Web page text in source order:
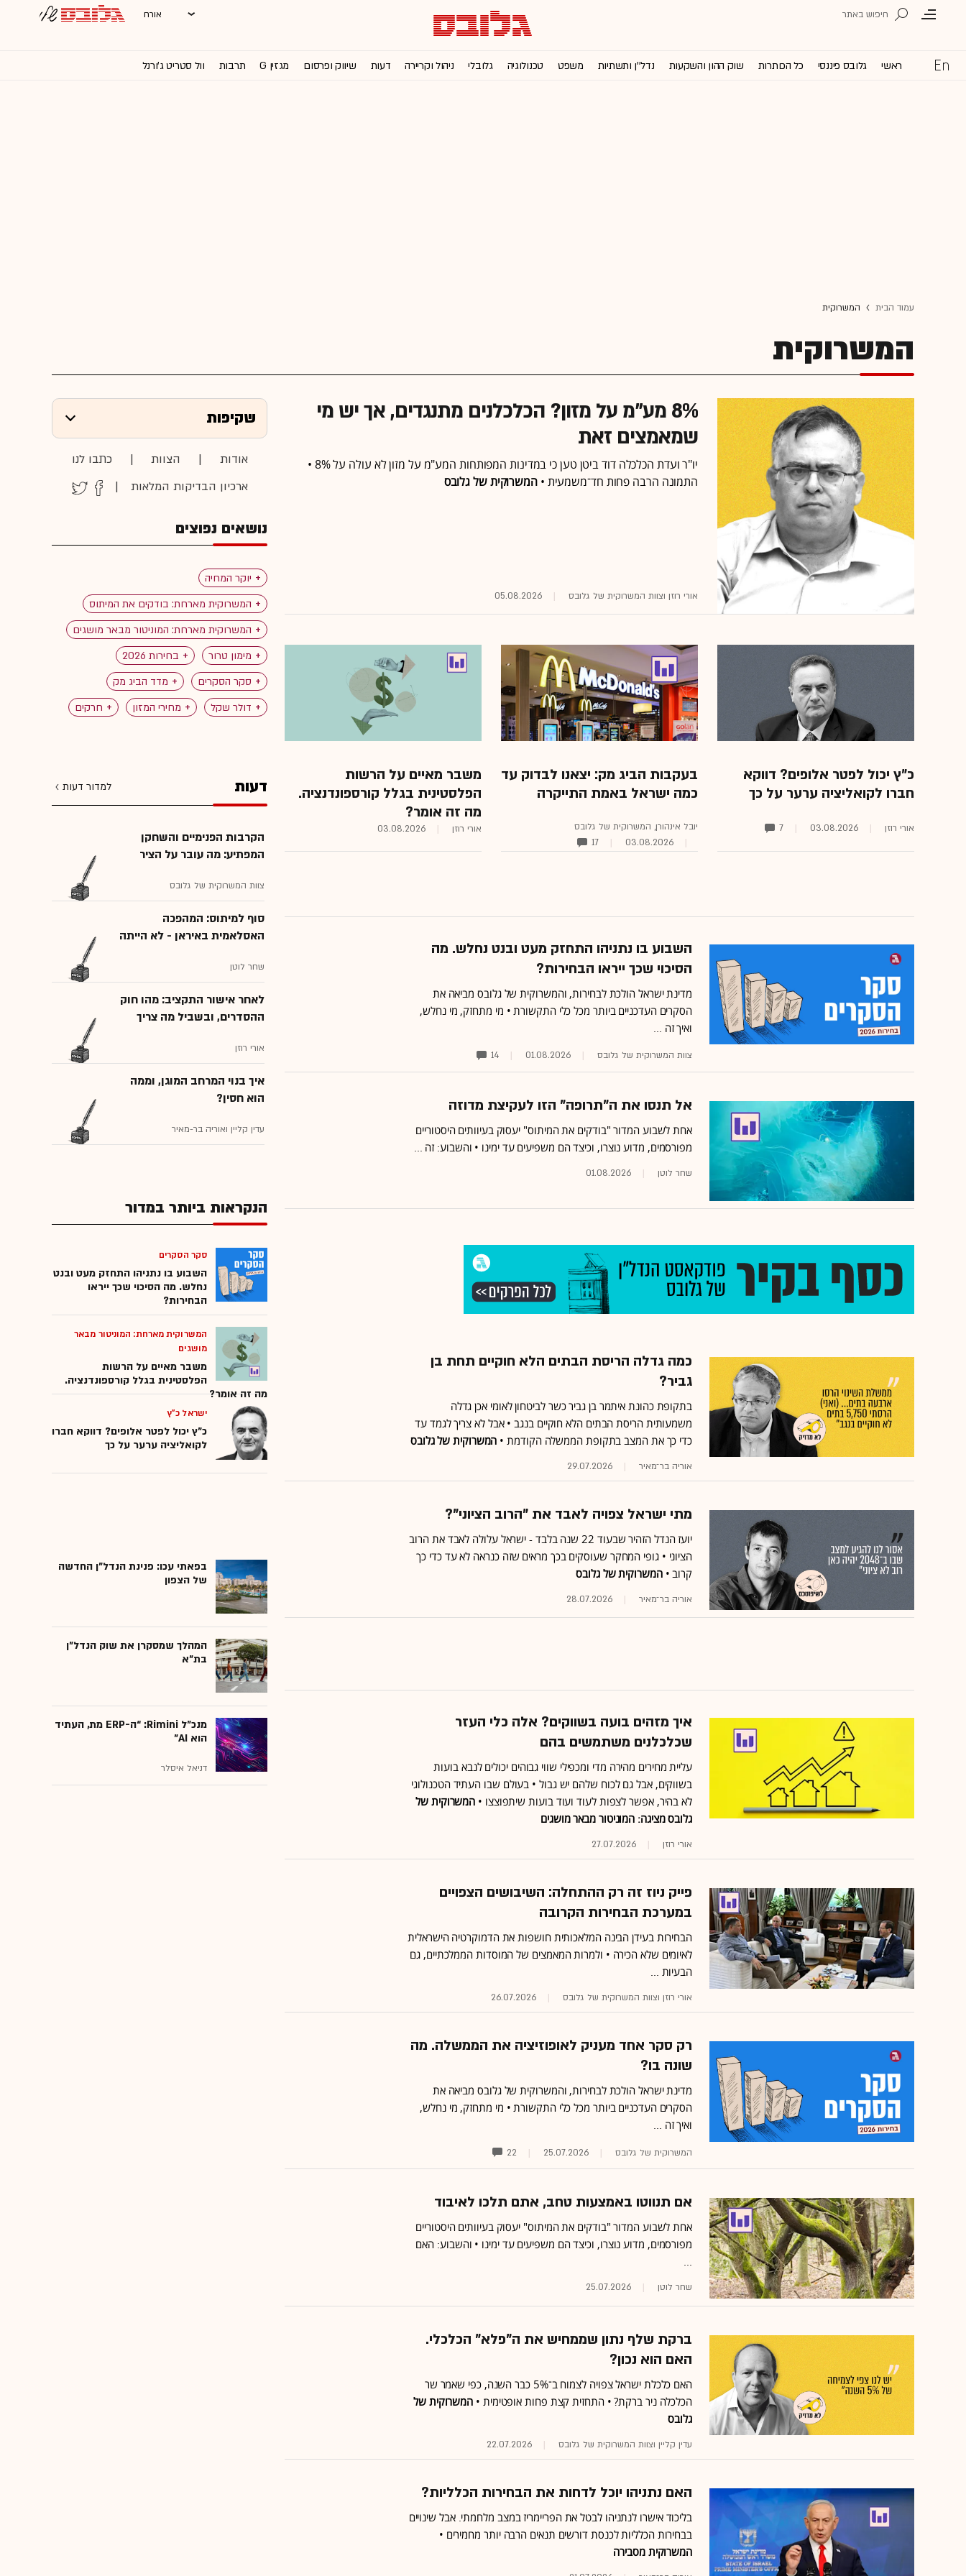
אורח
ראשי גלובס פיננסי כל הכותרות שוק ההון והשקעות נדל''ן ותשתיות משפט טכנולוגיה גלובלי ניהול וקריירה דעות שיווק ופרסום מגזין G תרבות וול סטריט ג'ורנל
עמוד הבית המשרוקית
המשרוקית
שקיפות
אודות | הצוות |
כתבו לנו
ארכיון הבדיקות המלאות
|
נושאים נפוצים
יוקר המחיה
המשרוקית מארחת: בודקים את המיתוס
המשרוקית מארחת: המוניטור מבאר מושגים
מימון טרור
בחירות 2026
סקר הסקרים
מדד הביג מק
דולר שקל
מחירי המזון חרקים
דעות למדור דעות
הקרבות הפנימיים והשחקן
המפתיע: מה עובר על הציר
צוות המשרוקית של גלובס
סוף למיתוס: המהפכה
האסלאמית באיראן - לא הייתה
שחר לוטן
לאחר אישור התקציב: מהו חוק
ההסדרים, ובשביל מה צריך
אורי רוזן
איך בנוי המרחב המוגן, וממה
הוא חסין?
עדין קליין ואוריה בר-מאיר
הנקראות ביותר במדור
סקר הסקרים
השבוע בו נתניהו התחזק מעט ובנט
נחלש. מה הסיכוי שכך ייראו
הבחירות?
המשרוקית מארחת: המוניטור מבאר
מושגים
משבר מאיים על הרשות
הפלסטינית בגלל קורספונדנציה.
מה זה אומר?
ישראל כ"ץ
כ"ץ יכול לפטר אלופים? דווקא חברו
לקואליציה ערער על כך
בפאתי עכו: פנינת הנדל"ן החדשה
של הצפון
המהלך שמסקרן את שוק הנדל"ן
בת"א
מנכ״ל Rimini: “ה-ERP מת, העתיד
הוא AI"
דניאל איסלר
8% מע"מ על מזון? הכלכלנים מתנגדים, אך יש מי
שמאמצים זאת
יו"ר ועדת הכלכלה דוד ביטן טען כי במדינות המפותחות המע"מ על מזון לא עולה על 8% •
התמונה הרבה פחות חד־משמעית •המשרוקית של גלובס
אורי רוזן וצוות המשרוקית של גלובס 05.08.2026
כ"ץ יכול לפטר אלופים? דווקא
חברו לקואליציה ערער על כך
אורי רוזן 03.08.2026
7
בעקבות הביג מק: יצאנו לבדוק עד
כמה ישראל באמת התייקרה
יובל אינהורן, המשרוקית של גלובס
03.08.2026
17
משבר מאיים על הרשות
הפלסטינית בגלל קורספונדנציה.
מה זה אומר?
אורי רוזן 03.08.2026
השבוע בו נתניהו התחזק מעט ובנט נחלש. מה
הסיכוי שכך ייראו הבחירות?
מדינת ישראל הולכת לבחירות, והמשרוקית של גלובס מביאה את
הסקרים העדכניים ביותר מכל כלי התקשורת • מי מתחזק, מי נחלש,
ואיך זה ...
צוות המשרוקית של גלובס 01.08.2026
14
אל תנסו את ה"תרופה" הזו לעקיצת מדוזה
אחת לשבוע המדור "בודקים את המיתוס" יעסוק בעיוותים היסטוריים
מפורסמים, מדוע נוצרו, וכיצד הם משפיעים עד ימינו • והשבוע: זה ...
שחר לוטן 01.08.2026
כמה גדלה הריסת הבתים הלא חוקיים תחת בן
גביר?
בתקופת כהונת איתמר בן גביר כשר לביטחון לאומי אכן גדלה
משמעותית הריסת הבתים הלא חוקיים בנגב • אבל לא צריך לגמד עד
כדי כך את המצב בתקופת הממשלה הקודמת • המשרוקית של גלובס
אוריה בר־מאיר 29.07.2026
מתי ישראל צפויה לאבד את "הרוב הציוני"?
יועז הנדל הזהיר שבעוד 22 שנה בלבד - ישראל עלולה לאבד את הרוב
הציוני • גופי המחקר שעוסקים בכך מראים שזה כנראה לא עד כדי כך
קרוב •המשרוקית של גלובס
אוריה בר־מאיר 28.07.2026
איך מזהים בועה בשווקים? אלה כלי העזר
שכלכלנים משתמשים בהם
עליית מחירים מהירה מדי ומכפילי שווי גבוהים יכולים לנבא בועות
בשווקים, אבל גם לכוח שלהם יש גבול • בעולם שבו העתיד הטכנולוגי
לא בהיר, אפשר לצפות לעוד ועוד בועות שיתפוצצו • המשרוקית של
גלובס מציגה: המוניטור מבאר מושגים
אורי רוזן 27.07.2026
פייק ניוז זה רק ההתחלה: השיבושים הצפויים
במערכת הבחירות הקרובה
הבחירות בעידן הבינה המלאכותית חושפות את הדמוקרטיה הישראלית
לאיומים שלא הכירה • ולמרות המאמצים של המוסדות הממלכתיים, גם
הבעיות ...
אורי רוזן וצוות המשרוקית של גלובס 26.07.2026
רק סקר אחד מעניק לאופוזיציה את הממשלה. מה
שונה בו?
מדינת ישראל הולכת לבחירות, והמשרוקית של גלובס מביאה את
הסקרים העדכניים ביותר מכל כלי התקשורת • מי מתחזק, מי נחלש,
ואיך זה ...
המשרוקית של גלובס 25.07.2026
22
אם תנווטו באמצעות טחב, אתם תלכו לאיבוד
אחת לשבוע המדור "בודקים את המיתוס" יעסוק בעיוותים היסטוריים
מפורסמים, מדוע נוצרו, וכיצד הם משפיעים עד ימינו • והשבוע: האם
...
שחר לוטן 25.07.2026
ברקת שלף נתון שממחיש את ה"פלא" הכלכלי.
האם הוא נכון?
האם כלכלת ישראל צפויה לצמוח ב־5% כבר השנה, כפי שאמר שר
הכלכלה ניר ברקת? • התחזית קצת פחות אופטימית • המשרוקית של
גלובס
עדין קליין וצוות המשרוקית של גלובס 22.07.2026
האם נתניהו יוכל לדחות את הבחירות הכלליות?
בליכוד אישרו לנתניהו לבטל את הפריימריז במצב מלחמתי. אבל שינויים
בבחירות הכלליות לכנסת דורשים תנאים הרבה יותר מחמירים •
המשרוקית מסבירה